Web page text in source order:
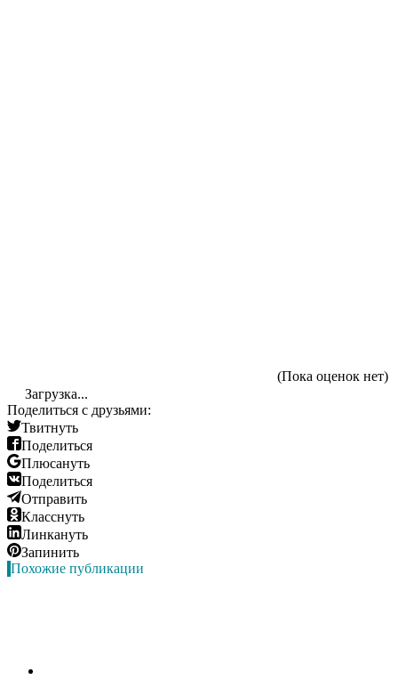
(Пока оценок нет)
Загрузка...
Поделиться с друзьями:
Твитнуть
Поделиться
Плюсануть
Поделиться
Отправить
Класснуть
Линкануть
Запинить
Похожие публикации